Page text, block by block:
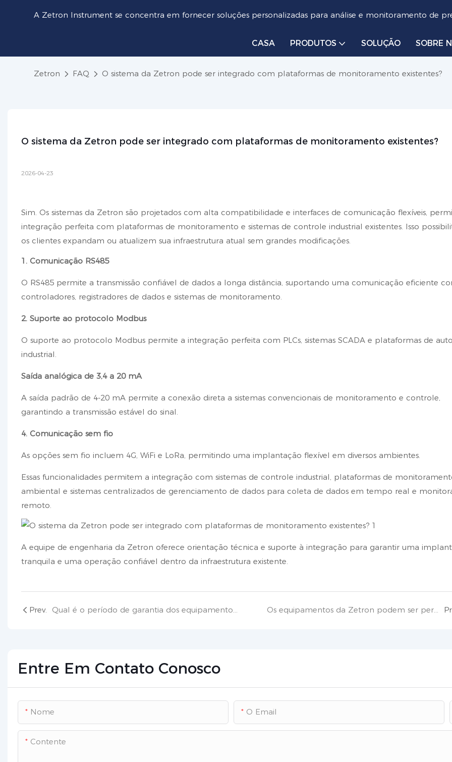
A Zetron Instrument se concentra em fornecer soluções personalizadas para análise e monitoramento de
CASA PRODUTOS SOLUÇÃO SOBRE
Zetron FAQ O sistema da Zetron pode ser integrado com plataformas de monitoramento existentes?
O sistema da Zetron pode ser integrado com plataformas de monitoramento existentes?
2026-04-23
Sim. Os sistemas da Zetron são projetados com alta compatibilidade e interfaces de comunicação flexíveis,
integração perfeita com plataformas de monitoramento e sistemas de controle industrial existentes. Isso
os clientes expandam ou atualizem sua infraestrutura atual sem grandes modificações.
1. Comunicação RS485
O RS485 permite a transmissão confiável de dados a longa distância, suportando uma comunicação eficiente
controladores, registradores de dados e sistemas de monitoramento.
2. Suporte ao protocolo Modbus
O suporte ao protocolo Modbus permite a integração perfeita com PLCs, sistemas SCADA e plataformas de
industrial.
Saída analógica de 3,4 a 20 mA
A saída padrão de 4-20 mA permite a conexão direta a sistemas convencionais de monitoramento e controle,
garantindo a transmissão estável do sinal.
4. Comunicação sem fio
As opções sem fio incluem 4G, WiFi e LoRa, permitindo uma implantação flexível em diversos ambientes.
Essas funcionalidades permitem a integração com sistemas de controle industrial, plataformas de
ambiental e sistemas centralizados de gerenciamento de dados para coleta de dados em tempo real e
remoto.
A equipe de engenharia da Zetron oferece orientação técnica e suporte à integração para garantir uma
tranquila e uma operação confiável dentro da infraestrutura existente.
Prev. Os equipamentos da Zetron podem ser personalizados para atender a requisitos específicos de monitoramento?
Entre Em Contato Conosco
Nome O Email
Contente